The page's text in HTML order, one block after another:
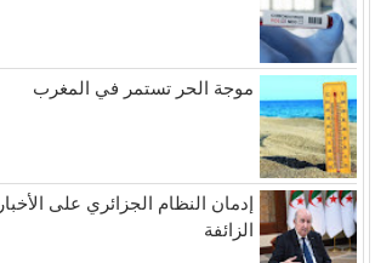
موجة الحر تستمر في المغرب
إدمان النظام الجزائري على الأخبار
الزائفة